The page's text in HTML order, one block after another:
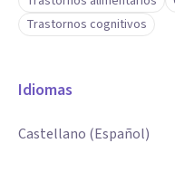
Trastornos cognitivos
Idiomas
Castellano (Español)